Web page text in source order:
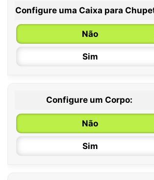
Configure uma Caixa para
Não
Sim
Configure um Corpo:
Não
Sim